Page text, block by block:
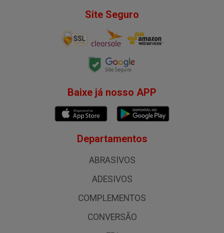
Site Seguro
Baixe já nosso APP
Departamentos
ABRASIVOS
ADESIVOS
COMPLEMENTOS
CONVERSÃO